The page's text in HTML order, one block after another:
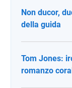
Non ducor,
della guida
Tom Jones:
romanzo